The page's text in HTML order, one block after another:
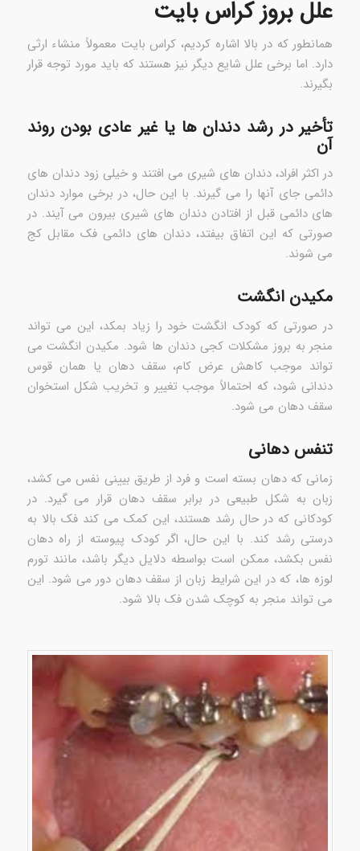
علل بروز کراس بایت
همانطور که در بالا اشاره کردیم، کراس بایت معمولاً منشاء ارثی
دارد. اما برخی علل شایع دیگر نیز هستند که باید مورد توجه قرار
بگیرند.
تأخیر در رشد دندان ها یا غیر عادی بودن روند
آن
در اکثر افراد، دندان های شیری می افتند و خیلی زود دندان های
دائمی جای آنها را می گیرند. با این حال، در برخی موارد دندان
های دائمی قبل از افتادن دندان های شیری بیرون می آیند. در
صورتی که این اتفاق بیفتد، دندان های دائمی فک مقابل کج
می شوند.
مکیدن انگشت
در صورتی که کودک انگشت خود را زیاد بمکد، این می تواند
منجر به بروز مشکلات کجی دندان ها شود. مکیدن انگشت می
تواند موجب کاهش عرض کام، سقف دهان یا همان قوس
دندانی شود، که احتمالاً موجب تغییر و تخریب شکل استخوان
سقف دهان می شود.
تنفس دهانی
زمانی که دهان بسته است و فرد از طریق بیینی نفس می کشد،
زبان به شکل طبیعی در برابر سقف دهان قرار می گیرد. در
کودکانی که در حال رشد هستند، این کمک می کند فک بالا به
درستی رشد کند. با این حال، اگر کودک پیوسته از راه دهان
نفس بکشد، ممکن است بواسطه دلایل دیگر باشد، مانند تورم
لوزه ها، که در این شرایط زبان از سقف دهان دور می شود. این
می تواند منجر به کوچک شدن فک بالا شود.